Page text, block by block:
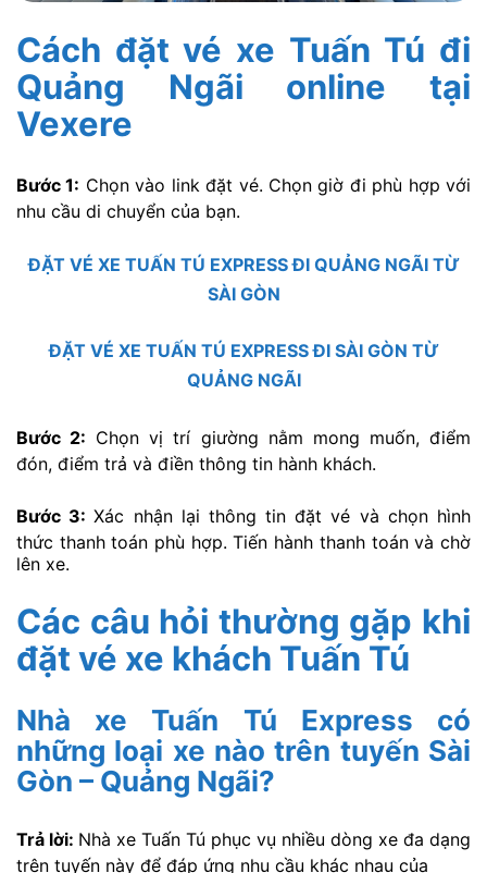
Cách đặt vé xe Tuấn Tú đi
Quảng Ngãi online tại
Vexere
Bước 1: Chọn vào link đặt vé. Chọn giờ đi phù hợp với
nhu cầu di chuyển của bạn.
ĐẶT VÉ XE TUẤN TÚ EXPRESS ĐI QUẢNG NGÃI TỪ
SÀI GÒN
ĐẶT VÉ XE TUẤN TÚ EXPRESS ĐI SÀI GÒN TỪ
QUẢNG NGÃI
Bước 2: Chọn vị trí giường nằm mong muốn, điểm
đón, điểm trả và điền thông tin hành khách.
Bước 3:Xác nhận lại thông tin đặt vé và chọn hình
thức thanh toán phù hợp. Tiến hành thanh toán và chờ
lên xe.
Các câu hỏi thường gặp khi
đặt vé xe khách Tuấn Tú
Nhà xe Tuấn Tú Express có
những loại xe nào trên tuyến Sài
Gòn – Quảng Ngãi?
Trả lời: Nhà xe Tuấn Tú phục vụ nhiều dòng xe đa dạng
trên tuyến này để đáp ứng nhu cầu khác nhau của